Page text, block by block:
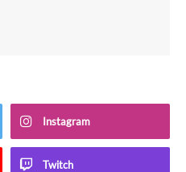
Instagram
Twitch